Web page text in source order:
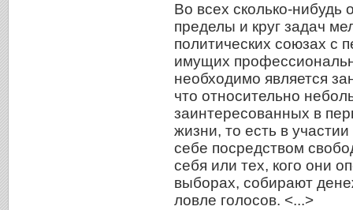
Во всех сколько-
пределы и круг задач
политических союзах с
имущих
необходимо является
что относительно
заинтересованных в
жизни, то есть в
себе посредством
себя или тех, кого они
выборах, собирают
ловле голосов. <...>